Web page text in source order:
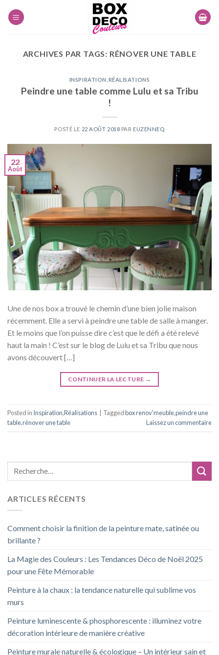
ARCHIVES PAR TAGS: RÉNOVER UNE TABLE
INSPIRATION RÉALISATIONS
Peindre une table comme Lulu et sa Tribu
!
POSTÉ LE 22 AOÛT 2018 PAR EUZENNEQ
22
Août
Une de nos box a trouvé le chemin d’une bien jolie maison
récemment. Elle a servi à peindre une table de salle à manger.
Et le moins que l’on puisse dire c’est que le défi a été relevé
haut la main ! C’est sur le blog de Lulu et sa Tribu que nous
avons découvert […]
CONTINUER LA LECTURE →
Posted in Inspiration,Réalisations Taggedbox renov'meuble,peindre une
table,rénover une table Laissez un commentaire
ARTICLES RÉCENTS
Comment choisir la finition de la peinture mate, satinée ou
brillante ?
La Magie des Couleurs : Les Tendances Déco de Noël 2025
pour une Fête Mémorable
Peinture à la chaux : la tendance naturelle qui sublime vos
murs
Peinture luminescente & phosphorescente : illuminez votre
décoration intérieure de manière créative
Peinture murale naturelle & écologique – Un intérieur sain et